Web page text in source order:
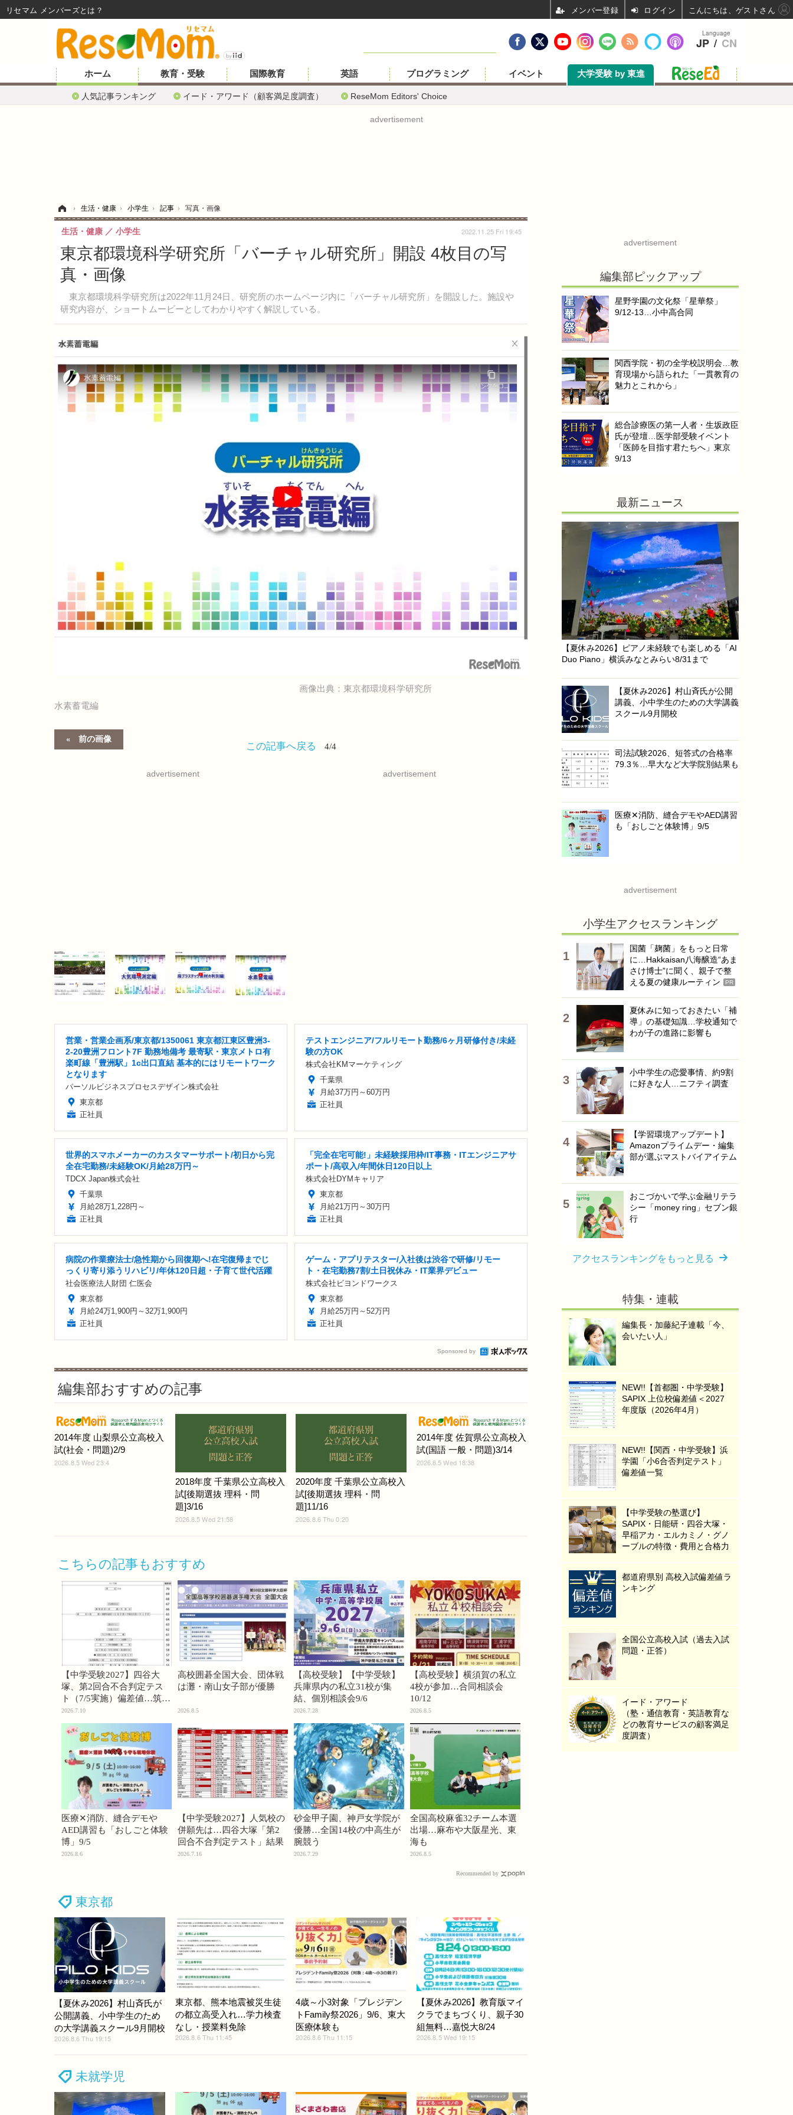
ホーム
人気記事ランキング イード・アワード（顧客満足度調査） ReseMom Editors' Choice
教育・受験 国際教育 英語 プログラミング イベント 大学受験 by 東進
advertisement
› 生活・健康 › 小学生 › 記事 › 写真・画像
東京都環境科学研究所「バーチャル研究所」開設 4枚目の写
真・画像
東京都環境科学研究所は2022年11月24日、研究所のホームページ内に「バーチャル研究所」を開設した。施設や
研究内容が、ショートムービーとしてわかりやすく解説している。
生活・健康 小学生 2022.11.25 Fri 19:45
画像出典：東京都環境科学研究所
水素蓄電編
前の画像
この記事へ戻る 4/4
advertisement advertisement
営業・営業企画系/東京都/1350061 東京都江東区豊洲3-
2-20豊洲フロント7F 勤務地備考 最寄駅・東京メトロ有
楽町線「豊洲駅」1c出口直結 基本的にはリモートワーク
となります
パーソルビジネスプロセスデザイン株式会社
東京都
正社員
テストエンジニア/フルリモート勤務/6ヶ月研修付き/未経
験の方OK
株式会社KMマーケティング
千葉県
月給37万円～60万円
正社員
世界的スマホメーカーのカスタマーサポート/初日から完
全在宅勤務/未経験OK/月給28万円～
TDCX Japan株式会社
千葉県
月給28万1,228円～
正社員
「完全在宅可能!」未経験採用枠/IT事務・ITエンジニアサ
ポート/高収入/年間休日120日以上
株式会社DYMキャリア
東京都
月給21万円～30万円
正社員
病院の作業療法士/急性期から回復期へ!在宅復帰までじ
っくり寄り添うリハビリ/年休120日超・子育て世代活躍
社会医療法人財団 仁医会
東京都
月給24万1,900円～32万1,900円
正社員
ゲーム・アプリテスター/入社後は渋谷で研修/リモー
ト・在宅勤務7割/土日祝休み・IT業界デビュー
株式会社ビヨンドワークス
東京都
月給25万円～52万円
正社員
Sponsored by
編集部おすすめの記事
2014年度 山梨県公立高校入
試(社会・問題)2/9
2026.8.5 Wed 23:4
2018年度 千葉県公立高校入
試[後期選抜 理科・問
題]3/16
2026.8.5 Wed 21:58
2020年度 千葉県公立高校入
試[後期選抜 理科・問
題]11/16
2026.8.6 Thu 0:20
2014年度 佐賀県公立高校入
試(国語 一般・問題)3/14
2026.8.5 Wed 18:38
こちらの記事もおすすめ
【中学受験2027】四谷大
塚、第2回合不合判定テス
ト（7/5実施）偏差値…筑駒
74・桜蔭70＜PR＞
2026.7.10
高校囲碁全国大会、団体戦
は灘・南山女子部が優勝
2026.8.5
【高校受験】【中学受験】
兵庫県内の私立31校が集
結、個別相談会9/6
2026.7.28
【高校受験】横須賀の私立
4校が参加…合同相談会
10/12
2026.8.5
医療✕消防、縫合デモや
AED講習も「おしごと体験
博」9/5
2026.8.6
【中学受験2027】人気校の
併願先は…四谷大塚「第2
回合不合判定テスト」結果
2026.7.16
砂金甲子園、神戸女学院が
優勝…全国14校の中高生が
腕競う
2026.7.29
全国高校麻雀32チーム本選
出場…麻布や大阪星光、東
海も
2026.8.5
Recommended by
東京都
【夏休み2026】村山斉氏が
公開講義、小中学生のため
の大学講義スクール9月開校
2026.8.6 Thu 19:15
東京都、熊本地震被災生徒
の都立高受入れ…学力検査
なし・授業料免除
2026.8.6 Thu 11:45
4歳～小3対象「プレジデン
トFamily祭2026」9/6、東大
医療体験も
2026.8.6 Thu 11:15
【夏休み2026】教育版マイ
クラでまちづくり、親子30
組無料…嘉悦大8/24
2026.8.5 Wed 19:15
未就学児
advertisement
編集部ピックアップ
星野学園の文化祭「星華祭」
9/12-13…小中高合同
関西学院・初の全学校説明会…教
育現場から語られた「一貫教育の
魅力とこれから」
総合診療医の第一人者・生坂政臣
氏が登壇…医学部受験イベント
「医師を目指す君たちへ」東京
9/13
最新ニュース
【夏休み2026】ピアノ未経験でも楽しめる「AI
Duo Piano」横浜みなとみらい8/31まで
【夏休み2026】村山斉氏が公開
講義、小中学生のための大学講義
スクール9月開校
司法試験2026、短答式の合格率
79.3％…早大など大学院別結果も
医療✕消防、縫合デモやAED講習
も「おしごと体験博」9/5
advertisement
小学生アクセスランキング
国菌「麹菌」をもっと日常
に…Hakkaisan八海醸造“あま
さけ博士”に聞く、親子で整
える夏の健康ルーティン
PR
夏休みに知っておきたい「補
導」の基礎知識…学校通知で
わが子の進路に影響も
小中学生の恋愛事情、約9割
に好きな人…ニフティ調査
【学習環境アップデート】
Amazonプライムデー・編集
部が選ぶマストバイアイテム
おこづかいで学ぶ金融リテラ
シー「money ring」セブン銀
行
アクセスランキングをもっと見る
特集・連載
編集長・加藤紀子連載「今、
会いたい人」
NEW!!【首都圏・中学受験】
SAPIX 上位校偏差値＜2027
年度版（2026年4月）
NEW!!【関西・中学受験】浜
学園「小6合否判定テスト」
偏差値一覧
【中学受験の塾選び】
SAPIX・日能研・四谷大塚・
早稲アカ・エルカミノ・グノ
ーブルの特徴・費用と合格力
都道府県別 高校入試偏差値ラ
ンキング
全国公立高校入試（過去入試
問題・正答）
イード・アワード
（塾・通信教育・英語教育な
どの教育サービスの顧客満足
度調査）
Language
JP / CN
リセマム メンバーズ ログイン こんにちは、ゲストさん